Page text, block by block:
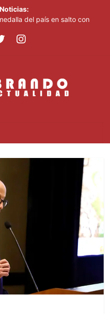
del país en salto con
con la diáspora como
de Manhattan
111 muertos y 87
a su hijo tras el terremoto